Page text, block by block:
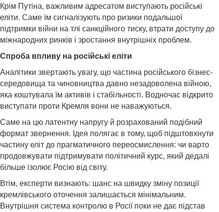
Крім Путіна, важливим адресатом виступають російські
еліти. Саме їм сигналізують про ризики подальшої
підтримки війни на тлі санкційного тиску, втрати доступу до
міжнародних ринків і зростання внутрішніх проблем.
Спроба впливу на російські еліти
Аналітики звертають увагу, що частина російського бізнес-
середовища та чиновництва давно незадоволена війною,
яка коштувала їм активів і стабільності. Водночас відкрито
виступати проти Кремля вони не наважуються.
Саме на цю латентну напругу й розрахований подібний
формат звернення. Ідея полягає в тому, щоб підштовхнути
частину еліт до прагматичного переосмислення: чи варто
продовжувати підтримувати політичний курс, який дедалі
більше ізолює Росію від світу.
Втім, експерти визнають: шанс на швидку зміну позиції
кремлівського оточення залишається мінімальним.
Внутрішня система контролю в Росії поки не дає підстав